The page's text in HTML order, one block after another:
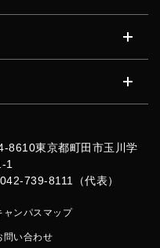
8610東京都町田市玉川学
1
739-8111（代表）
ャンパスマップ
問い合わせ